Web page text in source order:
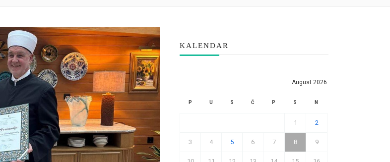
KALENDAR
August 2026
P U S Č P S N
1 2
3 4 5 6 7 8 9